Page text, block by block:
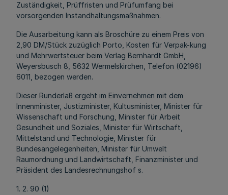
Zuständigkeit, Prüffristen und Prüfumfang bei
vorsorgenden Instandhaltungsmaßnahmen.
Die Ausarbeitung kann als Broschüre zu einem Preis von
2,90 DM/Stück zuzüglich Porto, Kosten für Verpak-kung
und Mehrwertsteuer beim Verlag Bernhardt GmbH,
Weyersbusch 8, 5632 Wermelskirchen, Telefon (02196)
6011, bezogen werden.
Dieser Runderlaß ergeht im Einvernehmen mit dem
Innenminister, Justizminister, Kultusminister, Minister für
Wissenschaft und Forschung, Minister für Arbeit
Gesundheit und Soziales, Minister für Wirtschaft,
Mittelstand und Technologie, Minister für
Bundesangelegenheiten, Minister für Umwelt
Raumordnung und Landwirtschaft, Finanzminister und
Präsident des Landesrechnungshof s.
1. 2. 90 (1)